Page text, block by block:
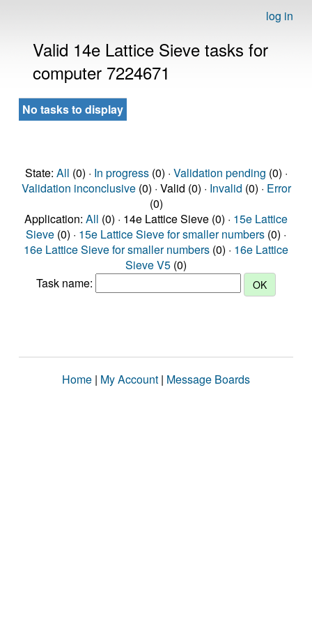
log in
Valid 14e Lattice Sieve tasks for
computer 7224671
No tasks to display
State: All (0) · In progress(0) · Validation pending (0) ·
Validation inconclusive(0) · Valid (0) · Invalid (0) · Error
(0)
Application: All (0) · 14e Lattice Sieve (0) · 15e Lattice
Sieve (0) · 15e Lattice Sieve for smaller numbers (0) ·
16e Lattice Sieve for smaller numbers (0) · 16e Lattice
Sieve V5 (0)
Task name:
Home | My Account | Message Boards